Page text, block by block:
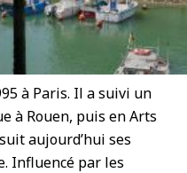
à Paris. Il a suivi un
à Rouen, puis en Arts
aujourd’hui ses
Influencé par les